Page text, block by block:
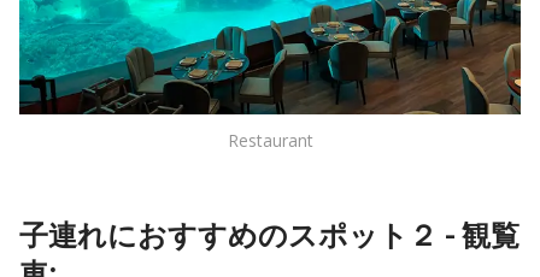
Restaurant
子連れにおすすめのスポット２ - 観覧